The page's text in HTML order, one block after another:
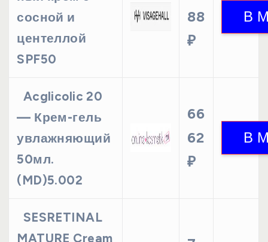
сосной и
центеллой
SPF50
88
₽
Acglicolic 20
— Крем-гель
увлажняющий
50мл.
(MD)5.002
66
62
₽
SESRETINAL
MATURE Cream